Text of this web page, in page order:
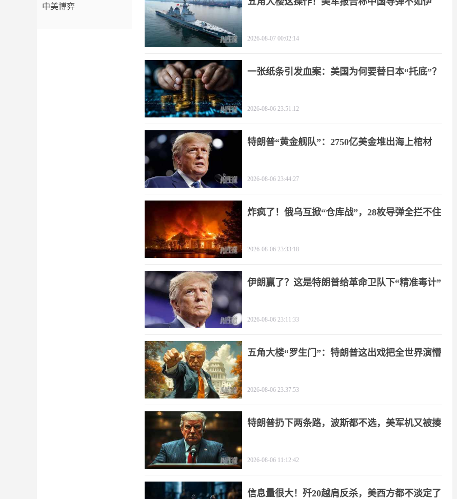
中美博弈
2026-08-07 00:02:14
一张纸条引发血案：美国为何要替日本“托底”？
2026-08-06 23:51:12
特朗普“黄金舰队”：2750亿美金堆出海上棺材
2026-08-06 23:44:27
炸疯了！俄乌互掀“仓库战”，28枚导弹全拦不住
2026-08-06 23:33:18
伊朗赢了？这是特朗普给革命卫队下“精准毒计”
2026-08-06 23:11:33
五角大楼“罗生门”：特朗普这出戏把全世界演懵
2026-08-06 23:37:53
特朗普扔下两条路，波斯都不选，美军机又被揍
2026-08-06 11:12:42
信息量很大！歼20越肩反杀，美西方都不淡定了